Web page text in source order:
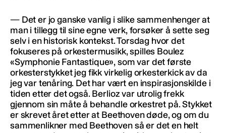
— Det er jo ganske vanlig i slike sammenhenger at
man i tillegg til sine egne verk, forsøker å sette seg
selv i en historisk kontekst. Torsdag hvor det
fokuseres på orkestermusikk, spilles Boulez
«Symphonie Fantastique», som var det første
orkesterstykket jeg fikk virkelig orkesterkick av da
jeg var tenåring. Det har vært en inspirasjonskilde i
tiden etter det også. Berlioz var utrolig frekk
gjennom sin måte å behandle orkestret på. Stykket
er skrevet året etter at Beethoven døde, og om du
sammenlikner med Beethoven så er det en helt